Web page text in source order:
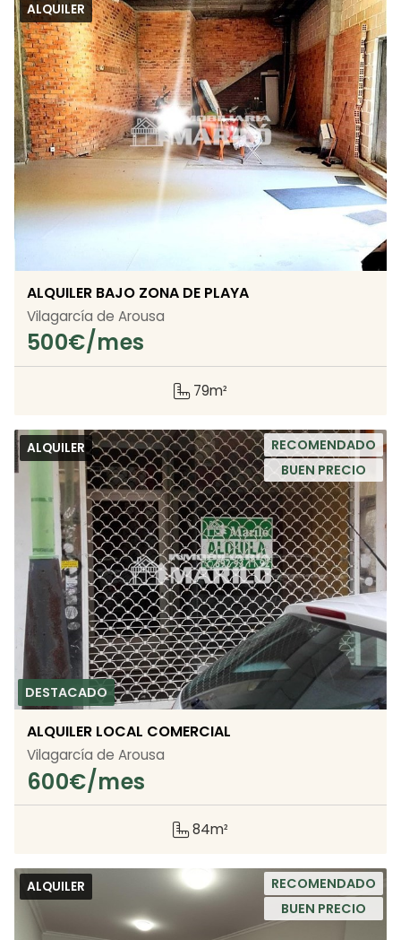
ALQUILER
ALQUILER BAJO ZONA DE PLAYA
500€/mes
79m²
Vilagarcía de Arousa
RECOMENDADO
BUEN PRECIO
ALQUILER
ALQUILER LOCAL COMERCIAL
600€/mes
84m²
Vilagarcía de Arousa
RECOMENDADO
BUEN PRECIO
ALQUILER